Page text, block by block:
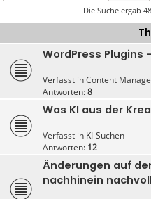
Die Suche ergab
WordPress Plugins
Verfasst inContent
Antworten:8
Was KI aus der
Verfasst in KI-Suchen
Antworten: 12
Änderungen auf
nachhinein